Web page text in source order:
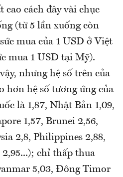
cao cách đây vài chục
(từ 5 lần xuống còn
mua của 1 USD ở Việt
mua 1 USD tại Mỹ).
nhưng hệ số trên của
hơn hệ số tương ứng của
là 1,87, Nhật Bản 1,09,
1,57, Brunei 2,56,
2,8, Philippines 2,88,
chỉ thấp thua
5,03, Đông Timor